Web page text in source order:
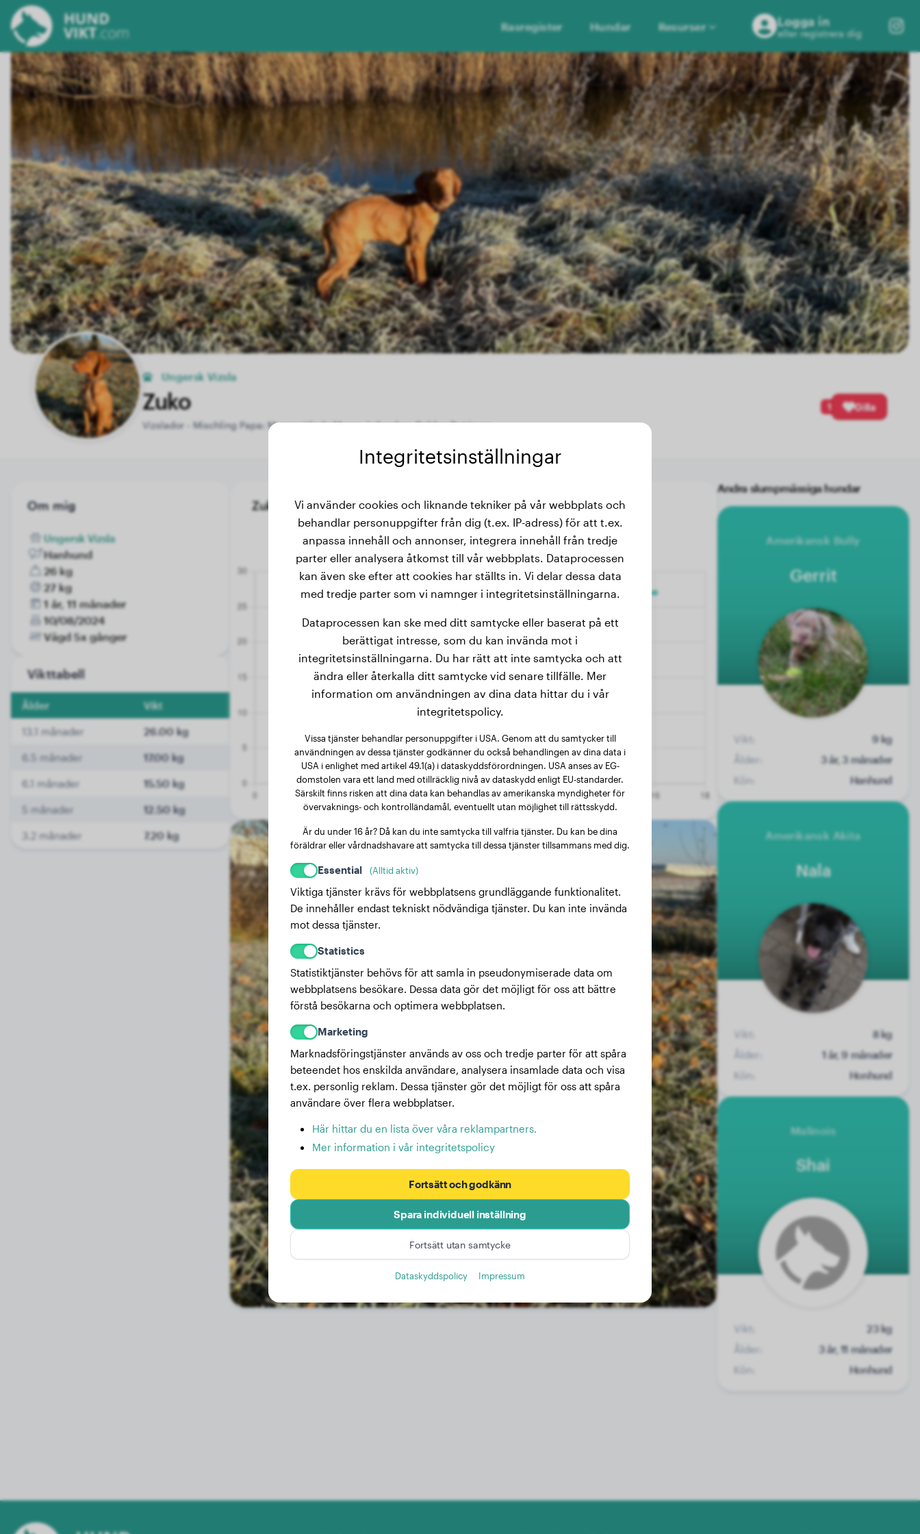
Rasregister Hundar Resurser Logga in
eller registrera dig
Ungersk Vizsla
Zuko
Vizslador - Mischling Papa: Magyar Vizsla Mama: Labrador+ Golden Retriever
1 Gilla
Om mig
Ungersk Vizsla
Hanhund
26 kg
27 kg
1 år, 11 månader
10/08/2024
Vägd 5x gånger
Vikttabell
Ålder Vikt
13.1 månader 26.00 kg
6.5 månader 17.00 kg
6.1 månader 15.50 kg
5 månader 12.50 kg
3.2 månader 7.20 kg
Zuko's vikthistorik
Andra slumpmässiga hundar
Amerikansk Bully
Gerrit
Vikt:
9 kg
Ålder:
3 år, 3 månader
Kön:
Hanhund
Amerikansk Akita
Nala
Vikt:
8 kg
Ålder:
1 år, 9 månader
Kön:
Honhund
Malinois
Shai
Vikt:
23 kg
Ålder:
3 år, 11 månader
Kön:
Honhund
Integritetsinställningar
Vi använder cookies och liknande tekniker på vår webbplats och
behandlar personuppgifter från dig (t.ex. IP-adress) för att t.ex.
anpassa innehåll och annonser, integrera innehåll från tredje
parter eller analysera åtkomst till vår webbplats. Dataprocessen
kan även ske efter att cookies har ställts in. Vi delar dessa data
med tredje parter som vi namnger i integritetsinställningarna.
Dataprocessen kan ske med ditt samtycke eller baserat på ett
berättigat intresse, som du kan invända mot i
integritetsinställningarna. Du har rätt att inte samtycka och att
ändra eller återkalla ditt samtycke vid senare tillfälle. Mer
information om användningen av dina data hittar du i vår
integritetspolicy.
Vissa tjänster behandlar personuppgifter i USA. Genom att du samtycker till
användningen av dessa tjänster godkänner du också behandlingen av dina data i
USA i enlighet med artikel 49.1(a) i dataskyddsförordningen. USA anses av EG-
domstolen vara ett land med otillräcklig nivå av dataskydd enligt EU-standarder.
Särskilt finns risken att dina data kan behandlas av amerikanska myndigheter för
övervaknings- och kontrolländamål, eventuellt utan möjlighet till rättsskydd.
Är du under 16 år? Då kan du inte samtycka till valfria tjänster. Du kan be dina
föräldrar eller vårdnadshavare att samtycka till dessa tjänster tillsammans med dig.
Essential (Alltid aktiv)
Viktiga tjänster krävs för webbplatsens grundläggande funktionalitet.
De innehåller endast tekniskt nödvändiga tjänster. Du kan inte invända
mot dessa tjänster.
Statistics
Statistiktjänster behövs för att samla in pseudonymiserade data om
webbplatsens besökare. Dessa data gör det möjligt för oss att bättre
förstå besökarna och optimera webbplatsen.
Marketing
Marknadsföringstjänster används av oss och tredje parter för att spåra
beteendet hos enskilda användare, analysera insamlade data och visa
t.ex. personlig reklam. Dessa tjänster gör det möjligt för oss att spåra
användare över flera webbplatser.
Här hittar du en lista över våra reklampartners.
Mer information i vår integritetspolicy
Fortsätt och godkänn
Spara individuell inställning
Fortsätt utan samtycke
Dataskyddspolicy Impressum